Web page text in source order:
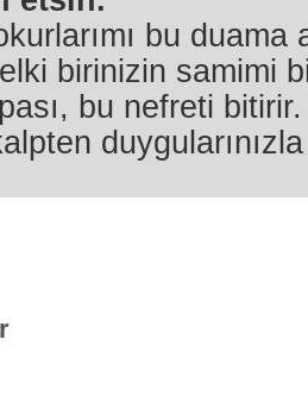
bu duama
birinizin samimi
bu nefreti